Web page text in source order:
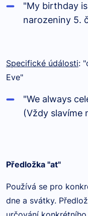
"My birthday
narozeniny 5.
Specifické údálosti:
Eve"
"We always
(Vždy slavíme
Předložka "at"
Používá se pro
dne a svátky.